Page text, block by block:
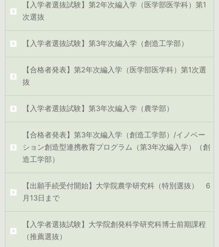
【入学者選抜試験】第2年次編入学（医学部医学科）第1
次選抜
【入学者選抜試験】第3年次編入学（創造工学部）
【合格者発表】第2年次編入学（医学部医学科）第1次選
抜
【入学者選抜試験】第3年次編入学（農学部）
【合格者発表】第3年次編入学（創造工学部）/イノベー
ション創造型連携教育プログラム（第3年次編入学）（創
造工学部）
【出願手続受付開始】大学院農学研究科（特別選抜） 6
月13日まで
【入学者選抜試験】大学院創発科学研究科博士前期課程
（推薦選抜）